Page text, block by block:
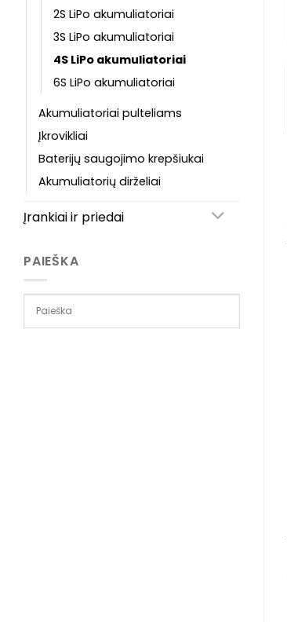
2S LiPo akumuliatoriai
3S LiPo akumuliatoriai
4S LiPo akumuliatoriai
6S LiPo akumuliatoriai
Akumuliatoriai pulteliams
Įkrovikliai
Baterijų saugojimo krepšiukai
Akumuliatorių dirželiai
Įrankiai ir priedai
PAIEŠKA